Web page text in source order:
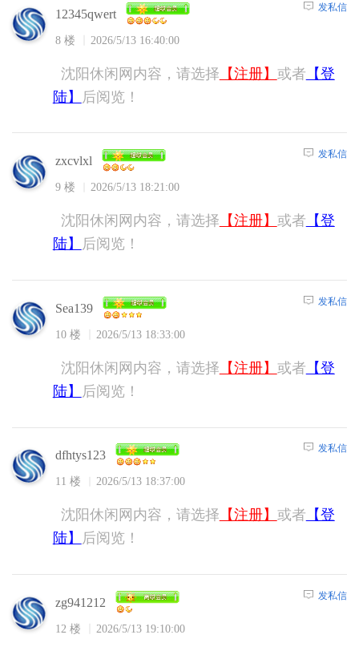
12345qwert
8 楼 2026/5/13 16:40:00
发私信
沈阳休闲网内容，请选择 【注册】 或者 【登
陆】
后阅览！
zxcvlxl
9 楼 2026/5/13 18:21:00
发私信
沈阳休闲网内容，请选择 【注册】 或者 【登
陆】
后阅览！
Sea139
10 楼 2026/5/13 18:33:00
发私信
沈阳休闲网内容，请选择 【注册】 或者 【登
陆】
后阅览！
dfhtys123
11 楼 2026/5/13 18:37:00
发私信
沈阳休闲网内容，请选择 【注册】 或者 【登
陆】
后阅览！
zg941212
12 楼 2026/5/13 19:10:00
发私信